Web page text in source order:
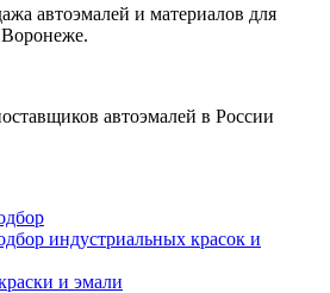
автоэмалей и материалов для
автоэмалей в России
индустриальных красок и
и эмали